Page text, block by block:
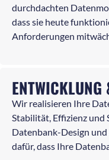
durchdachten
dass sie heute
Anforderungen
Wir realisieren Ihre
Stabilität, Effizienz und
Datenbank-Design
dafür, dass Ihre